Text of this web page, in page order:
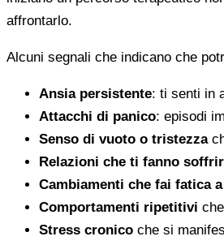
affrontarlo.
Alcuni segnali che indicano che
Ansia persistente: ti senti in
Attacchi di panico: episodi
Senso di vuoto o tristezza
Relazioni che ti fanno
Cambiamenti che fai fatica
Comportamenti ripetitivi
Stress cronico che si